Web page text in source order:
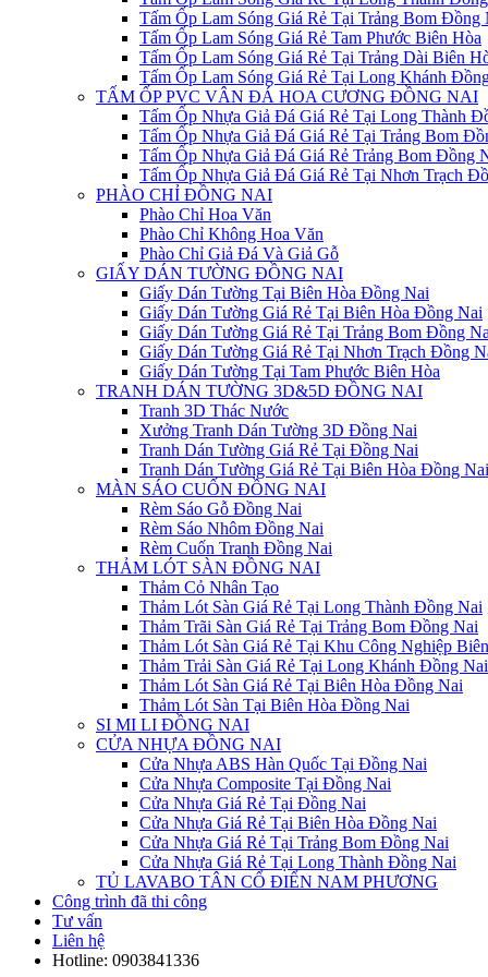
Tấm Ốp Lam Sóng Giá Rẻ Tại Trảng Bom Đồng
Tấm Ốp Lam Sóng Giá Rẻ Tam Phước Biên Hòa
Tấm Ốp Lam Sóng Giá Rẻ Tại Trảng Dài Biên
Tấm Ốp Lam Sóng Giá Rẻ Tại Long Khánh
TẤM ỐP PVC VÂN ĐÁ HOA CƯƠNG ĐỒNG NAI
Tấm Ốp Nhựa Giả Đá Giá Rẻ Tại Long Thành
Tấm Ốp Nhựa Giả Đá Giá Rẻ Tại Trảng Bom
Tấm Ốp Nhựa Giả Đá Giá Rẻ Trảng Bom Đồng
Tấm Ốp Nhựa Giả Đá Giá Rẻ Tại Nhơn Trạch
PHÀO CHỈ ĐỒNG NAI
Phào Chỉ Hoa Văn
Phào Chỉ Không Hoa Văn
Phào Chỉ Giả Đá Và Giả Gỗ
GIẤY DÁN TƯỜNG ĐỒNG NAI
Giấy Dán Tường Tại Biên Hòa Đồng Nai
Giấy Dán Tường Giá Rẻ Tại Biên Hòa Đồng Nai
Giấy Dán Tường Giá Rẻ Tại Trảng Bom Đồng
Giấy Dán Tường Giá Rẻ Tại Nhơn Trạch Đồng
Giấy Dán Tường Tại Tam Phước Biên Hòa
TRANH DÁN TƯỜNG 3D&5D ĐỒNG NAI
Tranh 3D Thác Nước
Xưởng Tranh Dán Tường 3D Đồng Nai
Tranh Dán Tường Giá Rẻ Tại Đồng Nai
Tranh Dán Tường Giá Rẻ Tại Biên Hòa Đồng Nai
MÀN SÁO CUỐN ĐỒNG NAI
Rèm Sáo Gỗ Đồng Nai
Rèm Sáo Nhôm Đồng Nai
Rèm Cuốn Tranh Đồng Nai
THẢM LÓT SÀN ĐỒNG NAI
Thảm Cỏ Nhân Tạo
Thảm Lót Sàn Giá Rẻ Tại Long Thành Đồng Nai
Thảm Trãi Sàn Giá Rẻ Tại Trảng Bom Đồng Nai
Thảm Lót Sàn Giá Rẻ Tại Khu Công Nghiệp
Thảm Trải Sàn Giá Rẻ Tại Long Khánh Đồng Nai
Thảm Lót Sàn Giá Rẻ Tại Biên Hòa Đồng Nai
Thảm Lót Sàn Tại Biên Hòa Đồng Nai
SI MI LI ĐỒNG NAI
CỬA NHỰA ĐỒNG NAI
Cửa Nhựa ABS Hàn Quốc Tại Đồng Nai
Cửa Nhựa Composite Tại Đồng Nai
Cửa Nhựa Giá Rẻ Tại Đồng Nai
Cửa Nhựa Giá Rẻ Tại Biên Hòa Đồng Nai
Cửa Nhựa Giá Rẻ Tại Trảng Bom Đồng Nai
Cửa Nhựa Giá Rẻ Tại Long Thành Đồng Nai
TỦ LAVABO TÂN CỔ ĐIỂN NAM PHƯƠNG
Công trình đã thi công
Tư vấn
Liên hệ
Hotline: 0903841336